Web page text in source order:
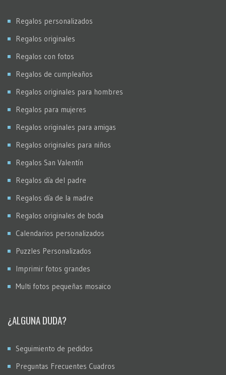
Regalos personalizados
Regalos originales
Regalos con fotos
Regalos de cumpleaños
Regalos originales para hombres
Regalos para mujeres
Regalos originales para amigas
Regalos originales para niños
Regalos San Valentín
Regalos día del padre
Regalos día de la madre
Regalos originales de boda
Calendarios personalizados
Puzzles Personalizados
Imprimir fotos grandes
Multi fotos pequeñas mosaico
¿ALGUNA DUDA?
Seguimiento de pedidos
Preguntas Frecuentes Cuadros